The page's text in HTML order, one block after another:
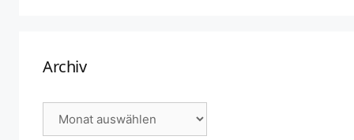
Archiv
Archiv